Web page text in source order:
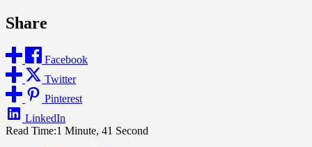
Share
Facebook
Twitter
Pinterest
LinkedIn
Read Time:1 Minute, 41 Second